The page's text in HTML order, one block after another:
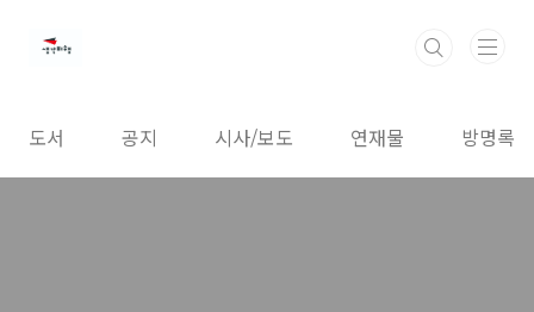
도서 공지 시사/보도 연재물 방명록